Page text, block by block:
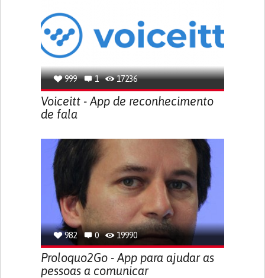
999 1 17236
Voiceitt - App de reconhecimento
de fala
982 0 19990
Proloquo2Go - App para ajudar as
pessoas a comunicar